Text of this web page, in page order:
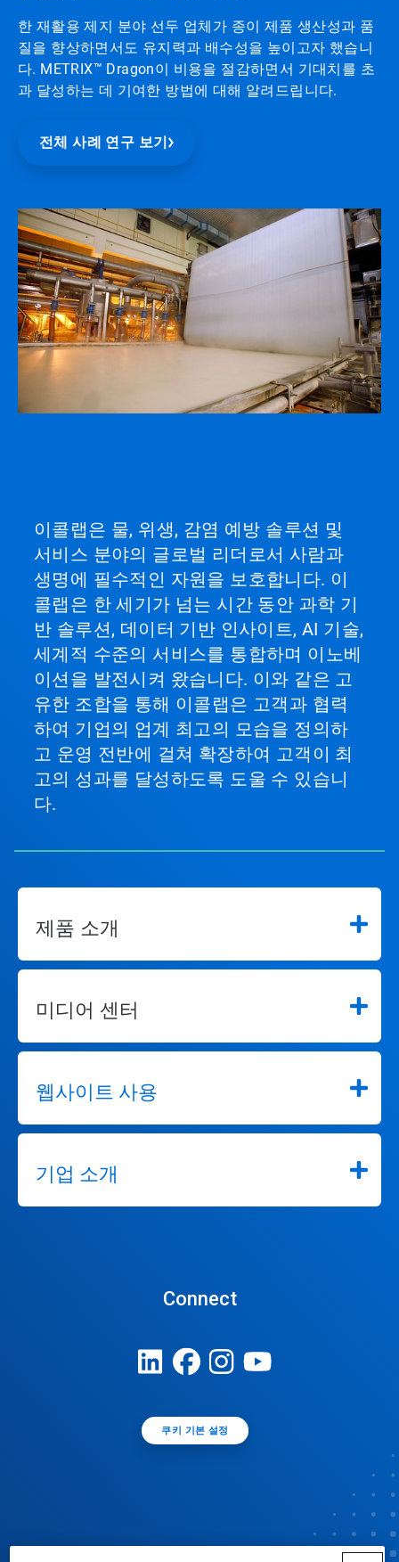
한 재활용 제지 분야 선두 업체가 종이 제품 생산성과 품
질을 향상하면서도 유지력과 배수성을 높이고자 했습니
다. METRIX™ Dragon이 비용을 절감하면서 기대치를 초
과 달성하는 데 기여한 방법에 대해 알려드립니다.
전체 사례 연구 보기
이콜랩은 물, 위생, 감염 예방 솔루션 및
서비스 분야의 글로벌 리더로서 사람과
생명에 필수적인 자원을 보호합니다. 이
콜랩은 한 세기가 넘는 시간 동안 과학 기
반 솔루션, 데이터 기반 인사이트, AI 기술,
세계적 수준의 서비스를 통합하며 이노베
이션을 발전시켜 왔습니다. 이와 같은 고
유한 조합을 통해 이콜랩은 고객과 협력
하여 기업의 업계 최고의 모습을 정의하
고 운영 전반에 걸쳐 확장하여 고객이 최
고의 성과를 달성하도록 도울 수 있습니
다.
제품 소개
미디어 센터
웹사이트 사용
기업 소개
Connect
쿠키 기본 설정